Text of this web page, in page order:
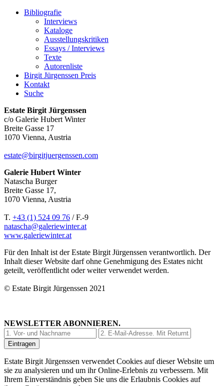
Bibliografie
Interviews
Kataloge
Ausstellungskritiken
Essays / Interviews
Texte
Autorenliste
Birgit Jürgenssen Preis
Kontakt
Suche
Estate Birgit Jürgenssen
c/o Galerie Hubert Winter
Breite Gasse 17
1070 Vienna, Austria
estate@birgitjuergenssen.com
Galerie Hubert Winter
Natascha Burger
Breite Gasse 17,
1070 Vienna, Austria
T. +43 (1) 524 09 76 / F.-9
natascha@galeriewinter.at
www.galeriewinter.at
Für den Inhalt ist der Estate Birgit Jürgenssen verantwortlich. Der
Inhalt dieser Website darf ohne Genehmigung des Estates nicht
geteilt, veröffentlicht oder weiter verwendet werden.
© Estate Birgit Jürgenssen 2021
NEWSLETTER ABONNIEREN.
Estate Birgit Jürgenssen verwendet Cookies auf dieser Website um
sie zu analysieren und um ihr Online-Erlebnis zu verbessern. Mit
Ihrem Einverständnis geben Sie uns die Erlaubnis Cookies auf